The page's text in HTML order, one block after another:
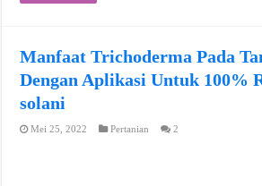
Manfaat Trichoderma Pada
Dengan Aplikasi Untuk 100%
solani
Mei 25, 2022 Pertanian 2